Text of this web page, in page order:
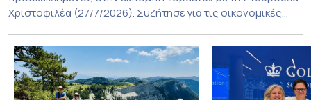
Χριστοφιλέα (27/7/2026). Συζήτησε για τις οικονομικές
Ευρώπη από τις εξελίξεις στον πόλεμο ΗΠΑ – Ιράν, καθώς
και για τη διακύμανση των τιμών στα καύσιμα. Για να δείτε τη
συνέντευξη, πατήστε εδώ.